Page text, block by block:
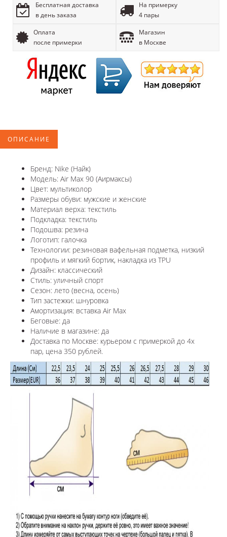
Бесплатная доставка
в день заказа
На примерку
4 пары
Оплата
после примерки
Магазин
в Москве
ОПИСАНИЕ
Бренд: Nike (Найк)
Модель: Air Max 90 (Аирмаксы)
Цвет: мультиколор
Размеры обуви: мужские и женские
Материал верха: текстиль
Подкладка: текстиль
Подошва: резина
Логотип: галочка
Технологии: резиновая вафельная подметка, низкий
профиль и мягкий бортик, накладка из TPU
Дизайн: классический
Стиль: уличный спорт
Сезон: лето (весна, осень)
Тип застежки: шнуровка
Амортизация: вставка Air Max
Беговые: да
Наличие в магазине: да
Доставка по Москве: курьером с примеркой до 4х
пар, цена 350 рублей.